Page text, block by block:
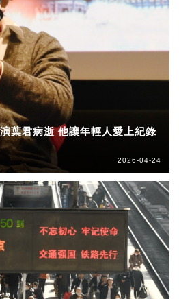
葉君病逝 他讓年輕人愛上紀錄
2026-04-24